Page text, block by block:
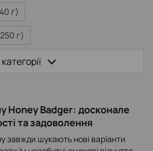
г)
г)
г)
Honey Badger: досконале
та задоволення
завжди шукають нові варіанти